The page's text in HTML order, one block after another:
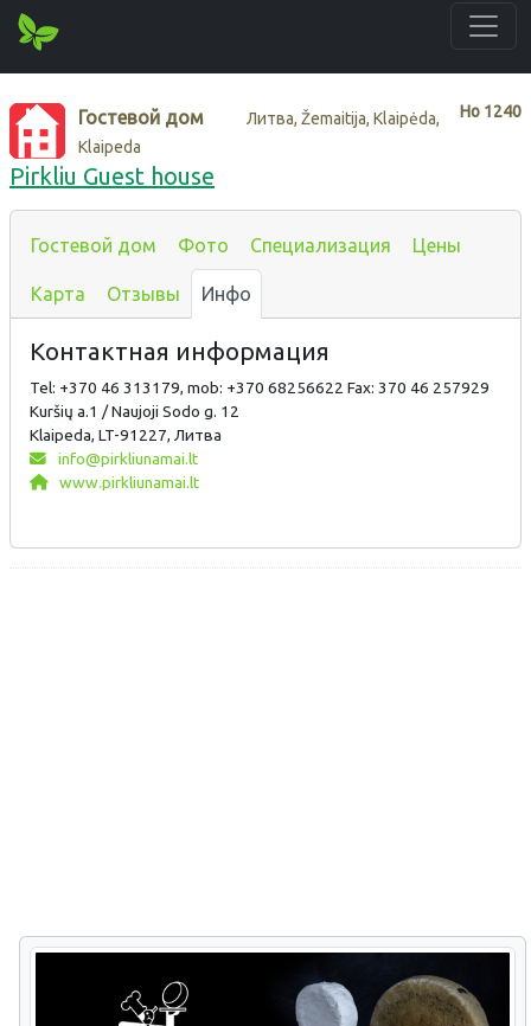
Нo 1240
Гостевой дом
Литва, Žemaitija, Klaipėda,
Klaipeda
Pirkliu Guest house
Гостевой дом Фото Специализация Цены
Карта Отзывы Инфо
Контактная информация
Tel: +370 46 313179, mob: +370 68256622 Fax: 370 46 257929
Kuršių a.1 / Naujoji Sodo g. 12
Klaipeda, LT-91227, Литва
info@pirkliunamai.lt
www.pirkliunamai.lt